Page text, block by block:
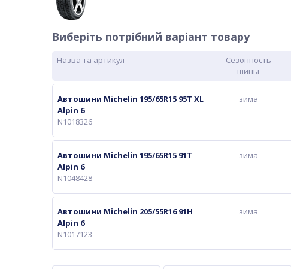
Виберіть потрібний варіант товару
Назва та артикул
Сезонность
шины
Автошини Michelin 195/65R15 95T XL
Alpin 6
N1018326
зима
Автошини Michelin 195/65R15 91T
Alpin 6
N1048428
зима
Автошини Michelin 205/55R16 91H
Alpin 6
N1017123
зима